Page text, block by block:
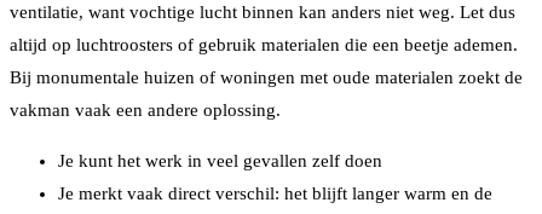
ventilatie, want vochtige lucht binnen kan anders niet weg. Let dus
altijd op luchtroosters of gebruik materialen die een beetje ademen.
Bij monumentale huizen of woningen met oude materialen zoekt de
vakman vaak een andere oplossing.
Je kunt het werk in veel gevallen zelf doen
Je merkt vaak direct verschil: het blijft langer warm en de